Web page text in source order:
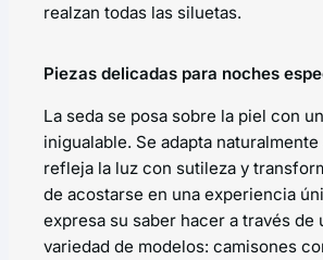
realzan todas las siluetas.
Piezas delicadas para noches
La seda se posa sobre la piel con
inigualable. Se adapta naturalmente
refleja la luz con sutileza y
de acostarse en una experiencia
expresa su saber hacer a través de
variedad de modelos: camisones